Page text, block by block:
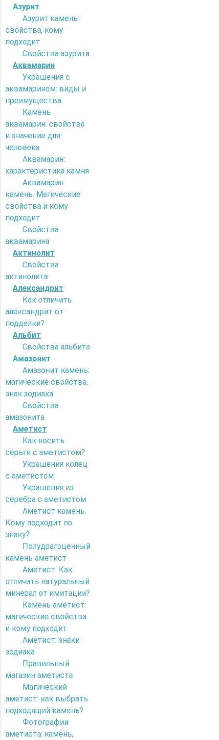
Азурит
Азурит камень:
свойства, кому
подходит
Свойства азурита
Аквамарин
Украшения с
аквамарином: виды и
преимущества
Камень
аквамарин: свойства
и значение для
человека
Аквамарин:
характеристика камня
Аквамарин
камень. Магические
свойства и кому
подходит
Свойства
аквамарина
Актинолит
Свойства
актинолита
Александрит
Как отличить
александрит от
подделки?
Альбит
Свойства альбита
Амазонит
Амазонит камень:
магические свойства,
знак зодиака
Свойства
амазонита
Аметист
Как носить
серьги с аметистом?
Украшения колец
с аметистом
Украшения из
серебра с аметистом
Аметист камень.
Кому подходит по
знаку?
Полудрагоценный
камень аметист
Аметист. Как
отличить натуральный
минерал от имитации?
Камень аметист:
магические свойства
и кому подходит
Аметист: знаки
зодиака
Правильный
магазин аметиста
Магический
аметист: как выбрать
подходящий камень?
Фотографии
аметиста: камень,